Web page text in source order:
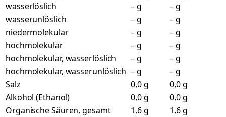
wasserlöslich
– g
– g
wasserunlöslich
– g
– g
niedermolekular
– g
– g
hochmolekular
– g
– g
hochmolekular, wasserlöslich
– g
– g
hochmolekular, wasserunlöslich – g
– g
Salz
0,0 g
0,0 g
Alkohol (Ethanol)
0,0 g
0,0 g
Organische Säuren, gesamt
1,6 g
1,6 g